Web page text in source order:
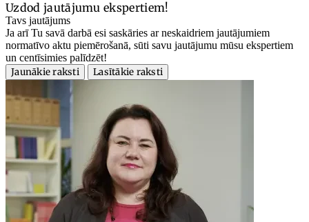
Uzdod jautājumu ekspertiem!
Tavs jautājums
Ja arī Tu savā darbā esi saskāries ar neskaidriem jautājumiem
normatīvo aktu piemērošanā, sūti savu jautājumu mūsu ekspertiem
un centīsimies palīdzēt!
Jaunākie raksti
Lasītākie raksti